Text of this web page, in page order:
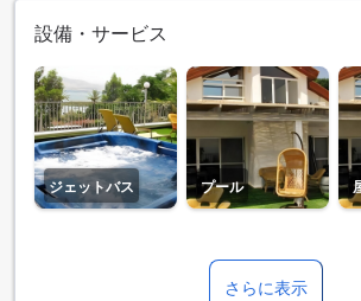
設備・サービス
ジェットバス プール
さらに表示